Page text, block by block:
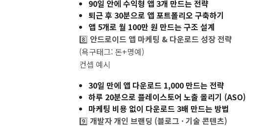
90일 안에 수익형 앱 3개 만드는 전략
퇴근 후 30분으로 앱 포트폴리오 구축하기
앱 5개로 월 100만 원 만드는 구조 설계
8️⃣ 안드로이드 앱 마케팅 & 다운로드 성장 전략
(욕구태그: 돈+명예)
컨셉 예시
30일 만에 앱 다운로드 1,000 만드는 전략
하루 20분으로 플레이스토어 노출 올리기 (ASO)
마케팅 비용 없이 다운로드 3배 만드는 방법
9️⃣ 개발자 개인 브랜딩 (블로그 · 기술 콘텐츠)